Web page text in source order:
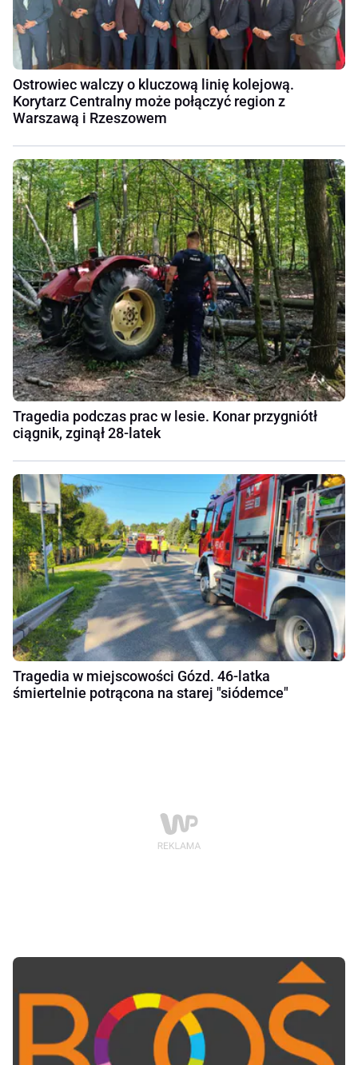
Ostrowiec walczy o kluczową linię kolejową.
Korytarz Centralny może połączyć region z
Warszawą i Rzeszowem
Tragedia podczas prac w lesie. Konar przygniótł
ciągnik, zginął 28-latek
Tragedia w miejscowości Gózd. 46-latka
śmiertelnie potrącona na starej "siódemce"